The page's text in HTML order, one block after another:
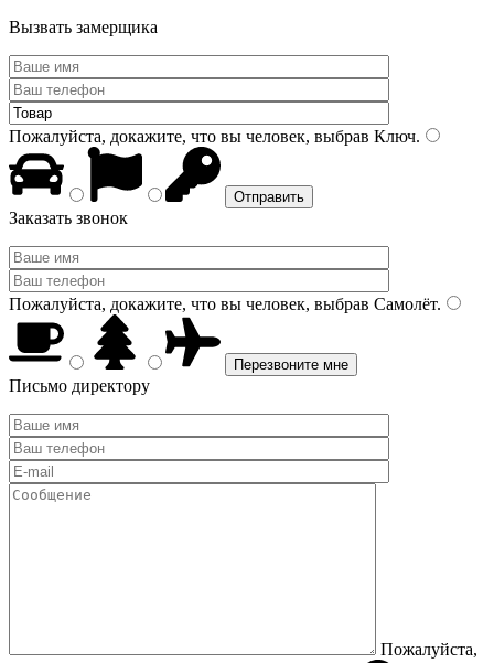
Вызвать замерщика
Пожалуйста, докажите, что вы человек, выбрав Ключ.
Заказать звонок
Пожалуйста, докажите, что вы человек, выбрав Самолёт.
Письмо директору
Пожалуйста,